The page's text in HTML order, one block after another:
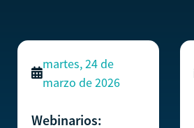
martes, 24 de
marzo de 2026
Webinarios: